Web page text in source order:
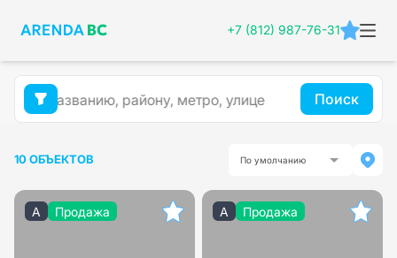
+7 (812) 987-76-31
Поиск
10 ОБЪЕКТОВ По умолчанию
A Продажа A Продажа